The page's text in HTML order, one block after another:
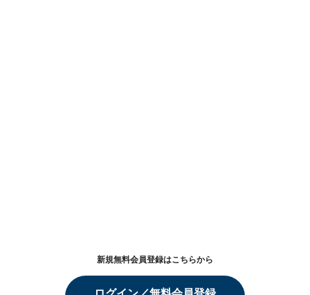
新規無料会員登録はこちらから